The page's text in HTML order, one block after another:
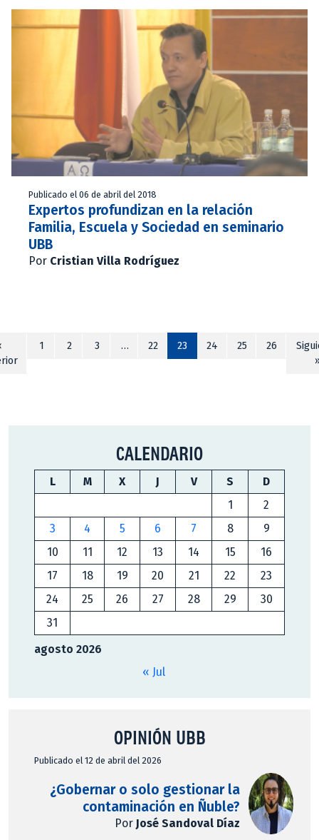
Publicado el 06 de abril del 2018
Expertos profundizan en la relación
Familia, Escuela y Sociedad en seminario
UBB
Por Cristian Villa Rodríguez
1 2 3 … 22 23 24 25 26
CALENDARIO
agosto 2026
L M X J V S
D
1
2
3
4 5 6 7 8
9
10
11 12 13 14 15
16
17
18 19 20 21 22
23
24
25 26 27 28 29
30
31
« Jul
OPINIÓN UBB
Publicado el 12 de abril del 2026
¿Gobernar o solo gestionar la
contaminación en Ñuble?
Por José Sandoval Díaz